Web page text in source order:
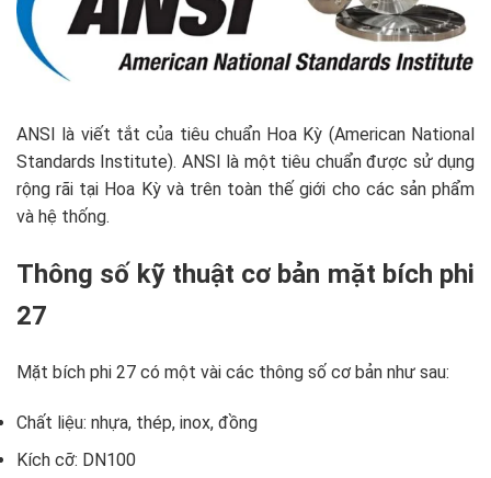
ANSI là viết tắt của tiêu chuẩn Hoa Kỳ (American National
Standards Institute). ANSI là một tiêu chuẩn được sử dụng
rộng rãi tại Hoa Kỳ và trên toàn thế giới cho các sản phẩm
và hệ thống.
Thông số kỹ thuật cơ bản mặt bích phi
27
Mặt bích phi 27 có một vài các thông số cơ bản như sau:
Chất liệu: nhựa, thép, inox, đồng
Kích cỡ: DN100